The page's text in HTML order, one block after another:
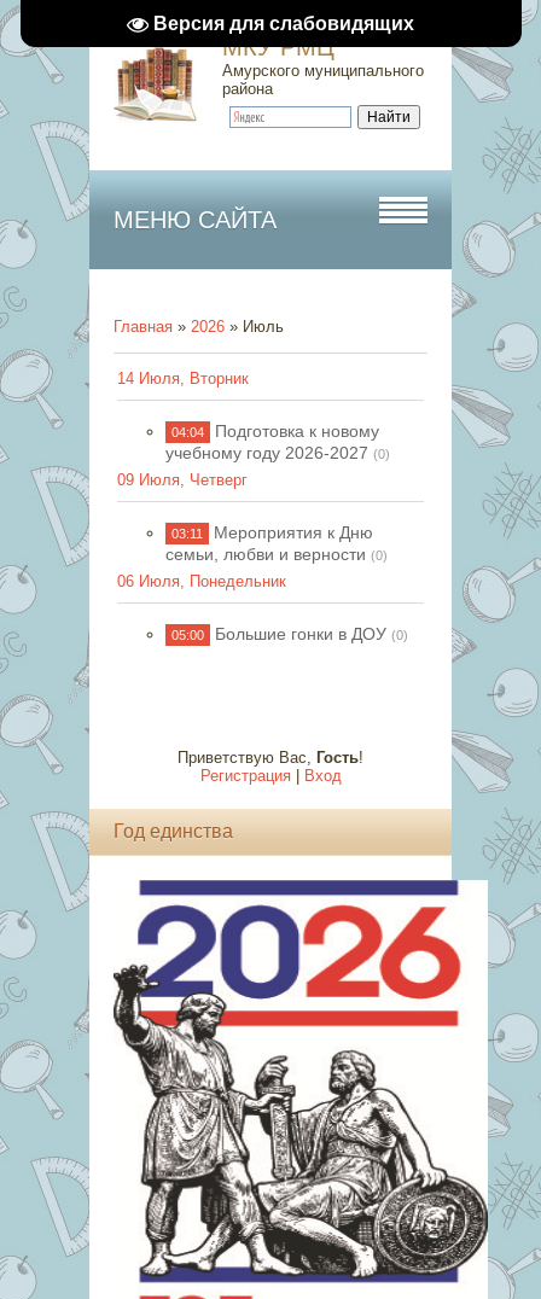
Версия для слабовидящих
МКУ РМЦ
Амурского муниципального
района
МЕНЮ САЙТА
Главная » 2026 » Июль
14 Июля, Вторник
04:04
Подготовка к новому
учебному году 2026-2027 (0)
09 Июля, Четверг
03:11
Мероприятия к Дню
семьи, любви и верности (0)
06 Июля, Понедельник
05:00 Большие гонки в ДОУ (0)
Приветствую Вас, Гость!
Регистрация| Вход
Год единства